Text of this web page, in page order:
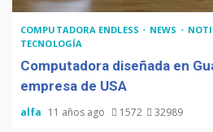
COMPUTADORA ENDLESS NEWS
TECNOLOGÍA
Computadora diseñada en
empresa de USA
alfa 11 años ago 1572 32989